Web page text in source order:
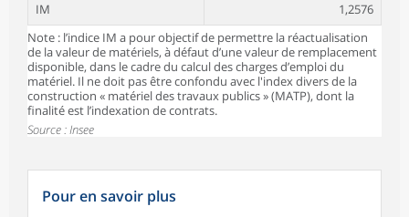
IM
1,2576
Note : l’indice IM a pour objectif de permettre la réactualisation
de la valeur de matériels, à défaut d’une valeur de remplacement
disponible, dans le cadre du calcul des charges d’emploi du
matériel. Il ne doit pas être confondu avec l'index divers de la
construction « matériel des travaux publics » (MATP), dont la
finalité est l’indexation de contrats.
Source : Insee
Pour en savoir plus